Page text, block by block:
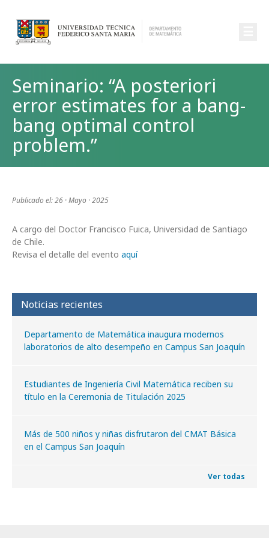
Seminario: “A posteriori
error estimates for a bang-
bang optimal control
problem.”
Publicado el: 26 · Mayo · 2025
A cargo del Doctor Francisco Fuica, Universidad de Santiago
de Chile.
Revisa el detalle del evento aquí
Noticias recientes
Departamento de Matemática inaugura modernos
laboratorios de alto desempeño en Campus San Joaquín
Estudiantes de Ingeniería Civil Matemática reciben su
título en la Ceremonia de Titulación 2025
Más de 500 niños y niñas disfrutaron del CMAT Básica
en el Campus San Joaquín
Ver todas